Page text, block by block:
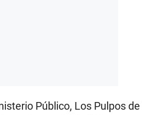
Público, Los Pulpos de